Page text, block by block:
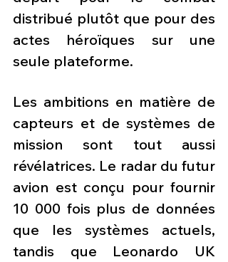
distribué plutôt que pour des
actes héroïques sur une
seule plateforme.
Les ambitions en matière de
capteurs et de systèmes de
mission sont tout aussi
révélatrices. Le radar du futur
avion est conçu pour fournir
10 000 fois plus de données
que les systèmes actuels,
tandis que Leonardo UK